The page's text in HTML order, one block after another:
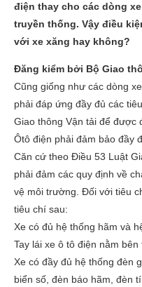
điện thay cho các dòng
truyền thống. Vậy điều
với xe xăng hay không?
Đăng kiểm bởi Bộ Giao
Cũng giống như các dòng
phải đáp ứng đầy đủ các
Giao thông Vận tải để được
Ôtô điện phải đảm bảo đầy
Căn cứ theo Điều 53 Luật
phải đảm các quy định về
vệ môi trường. Đối với tiêu
tiêu chí sau:
Xe có đủ hệ thống hãm và
Tay lái xe ô tô điện nằm bên
Xe có đầy đủ hệ thống đèn
biển số, đèn báo hãm, đèn